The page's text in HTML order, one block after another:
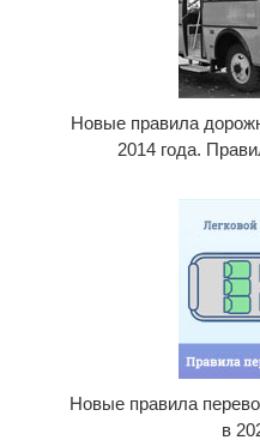
Новые правила
2014 года.
Новые правила
в